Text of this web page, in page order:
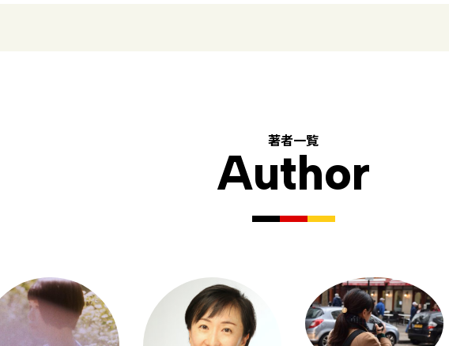
著者一覧
Author